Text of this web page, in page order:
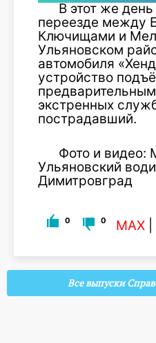
В этот же день
переезде между
Ключищами и
Ульяновском
автомобиля
устройство
экстренных
пострадавший.
Фото и
Ульяновский
Димитровград
0 0 MAX
Все выпуски